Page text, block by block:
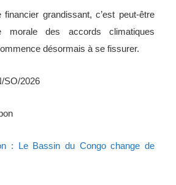
grandissant, c’est peut-être
morale des accords climatiques
désormais à se fissurer.
SO/2026
: Le Bassin du Congo change de